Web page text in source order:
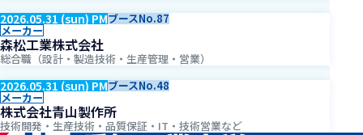
2026.05.31 (sun) PMブースNo.87
メーカー
森松工業株式会社
総合職（設計・製造技術・生産管理・営業）
2026.05.31 (sun) PMブースNo.48
メーカー
株式会社青山製作所
技術開発・生産技術・品質保証・IT・技術営業など